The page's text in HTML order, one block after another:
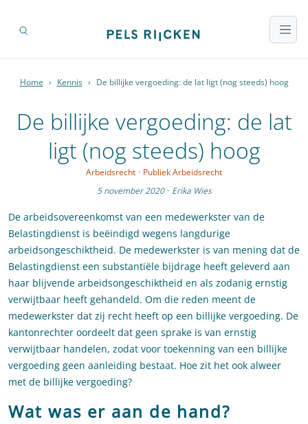
Home › Kennis › De billijke vergoeding: de lat ligt (nog steeds) hoog
De billijke vergoeding: de lat
ligt (nog steeds) hoog
Arbeidsrecht · Publiek Arbeidsrecht
5 november 2020 · Erika Wies
De arbeidsovereenkomst van een medewerkster van de
Belastingdienst is beëindigd wegens langdurige
arbeidsongeschiktheid. De medewerkster is van mening dat de
Belastingdienst een substantiële bijdrage heeft geleverd aan
haar blijvende arbeidsongeschiktheid en als zodanig ernstig
verwijtbaar heeft gehandeld. Om die reden meent de
medewerkster dat zij recht heeft op een billijke vergoeding. De
kantonrechter oordeelt dat geen sprake is van ernstig
verwijtbaar handelen, zodat voor toekenning van een billijke
vergoeding geen aanleiding bestaat. Hoe zit het ook alweer
met de billijke vergoeding?
Wat was er aan de hand?